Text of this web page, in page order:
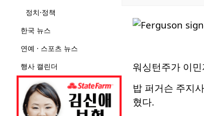
정치·정책
한국 뉴스
연예 · 스포츠 뉴스
행사 캘린더
워싱턴주가 이
밥 퍼거슨 주지
혔다.